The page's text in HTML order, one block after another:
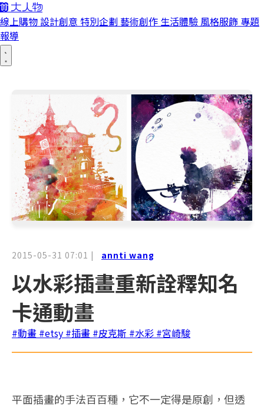
線上購物 設計創意 特別企劃 藝術創作 生活體驗 風格服飾 專題
報導
2015-05-31 07:01 | annti wang
以水彩插畫重新詮釋知名
卡通動畫
#動畫 #etsy #插畫 #皮克斯 #水彩 #宮崎駿
平面插畫的手法百百種，它不一定得是原創，但透